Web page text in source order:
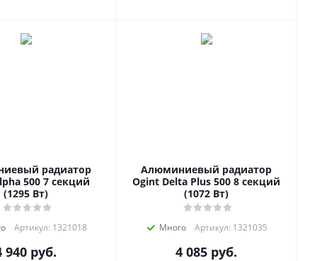
радиатор
500 7 секций
(1295 Вт)
Артикул: 1321018
940 руб.
Алюминиевый радиатор
Ogint Delta Plus 500 8 секций
(1072 Вт)
Много Артикул: 1321035
4 085 руб.